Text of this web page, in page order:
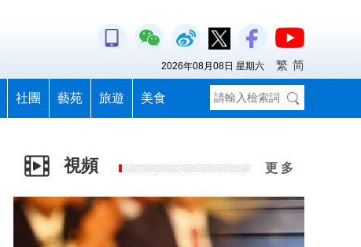
社團 藝苑 旅遊 美食
2026年08月08日 星期六 繁 简
視頻 更 多